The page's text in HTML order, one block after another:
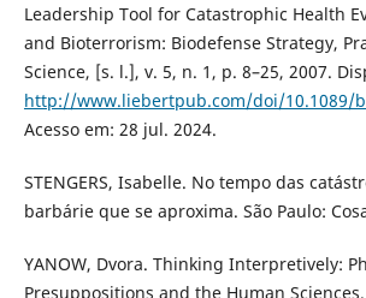
Leadership Tool for Catastrophic Health
and Bioterrorism: Biodefense Strategy,
Science, [s. l.], v. 5, n. 1, p. 8–25, 2007.
http://www.liebertpub.com/doi/10.1089/
Acesso em: 28 jul. 2024.
STENGERS, Isabelle. No tempo das
barbárie que se aproxima. São Paulo:
YANOW, Dvora. Thinking Interpretively:
Presuppositions and the Human